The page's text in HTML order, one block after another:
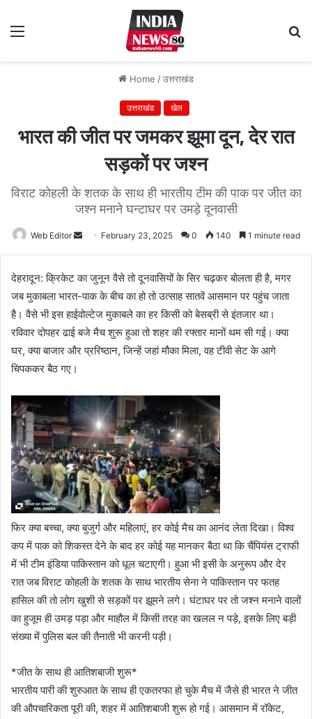
Home /उत्तराखंड
उत्तराखंड खेल
भारत की जीत पर जमकर झूमा दून, देर रात
सड़कों पर जश्न
विराट कोहली के शतक के साथ ही भारतीय टीम की पाक पर जीत का
जश्न मनाने घन्टाघर पर उमड़े दूनवासी
Web Editor
Send
an
February 23, 2025 0 140 1 minute read
देहरादून: क्रिकेट का जुनून वैसे तो दूनवासियों के सिर चढ़कर बोलता ही है, मगर
जब मुकाबला भारत-पाक के बीच का हो तो उत्साह सातवें आसमान पर पहुंच जाता
है। वैसे भी इस हाईवोल्टेज मुकाबले का हर किसी को बेसब्री से इंतजार था।
रविवार दोपहर ढाई बजे मैच शुरू हुआ तो शहर की रफ्तार मानों थम सी गई। क्या
घर, क्या बाजार और प्ररिष्ठान, जिन्हें जहां मौका मिला, वह टीवी सेट के आगे
चिपककर बैठ गए।
फिर क्या बच्चा, क्या बुजुर्ग और महिलाएं, हर कोई मैच का आनंद लेता दिखा। विश्व
कप में पाक को शिकस्त देने के बाद हर कोई यह मानकर बैठा था कि चैंपियंस ट्राफी
में भी टीम इंडिया पाकिस्तान को धूल चटाएगी। हुआ भी इसी के अनुरूप और देर
रात जब विराट कोहली के शतक के साथ भारतीय सेना ने पाकिस्तान पर फतह
हासिल की तो लोग खुशी से सड़कों पर झूमने लगे। घंटाघर पर तो जश्न मनाने वालों
का हुजूम ही उमड़ पड़ा और माहौल में किसी तरह का खलल न पड़े, इसके लिए बड़ी
संख्या में पुलिस बल की तैनाती भी करनी पड़ी।
*जीत के साथ ही आतिशबाजी शुरू*
भारतीय पारी की शुरुआत के साथ ही एकतरफा हो चुके मैच में जैसे ही भारत ने जीत
की औपचारिकता पूरी की, शहर में आतिशबाजी शुरू हो गई। आसमान में रॉकेट,